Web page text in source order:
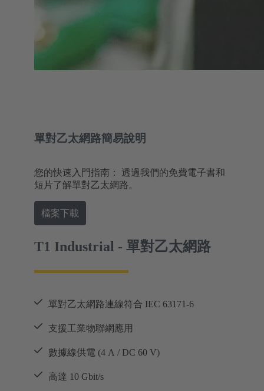
單對乙太網路簡易說明
您的快速入門指南： 透過我們的免費電子書和
短片了解單對乙太網路。
檔案下載
T1 Industrial - 單對乙太網路
單對乙太網路連線符合 IEC 63171-6
支援工業物聯網應用
數據線供電 (4 A / DC 60 V)
高達 10 Gbit/s